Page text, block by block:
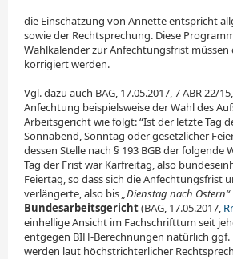
die Einschätzung von Annette entspricht
sowie der Rechtsprechung. Diese
Wahlkalender zur Anfechtungsfrist müssen
korrigiert werden.
Vgl. dazu auch BAG, 17.05.2017, 7 ABR 22/15,
Anfechtung beispielsweise der Wahl des
Arbeitsgericht wie folgt: “Ist der letzte Tag
Sonnabend, Sonntag oder gesetzlicher
dessen Stelle nach § 193 BGB der folgende
Tag der Frist war Karfreitag, also
Feiertag, so dass sich die Anfechtungsfrist
verlängerte, also bis„Dienstag nach Ostern“
Bundesarbeitsgericht(BAG, 17.05.2017,
einhellige Ansicht im Fachschrifttum seit
entgegen BIH-Berechnungen natürlich
werden laut höchstrichterlicher